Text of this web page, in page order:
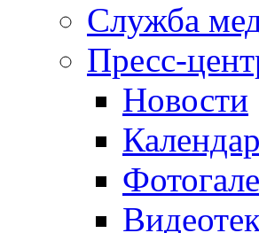
Служба
Пресс-
Новости